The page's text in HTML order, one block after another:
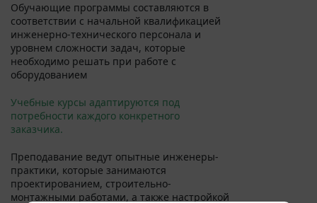
Обучающие программы составляются в
соответствии с начальной квалификацией
инженерно-технического персонала и
уровнем сложности задач, которые
необходимо решать при работе с
оборудованием
Учебные курсы адаптируются под
потребности каждого конкретного
заказчика.
Преподавание ведут опытные инженеры-
практики, которые занимаются
проектированием, строительно-
монтажными работами, а также настройкой